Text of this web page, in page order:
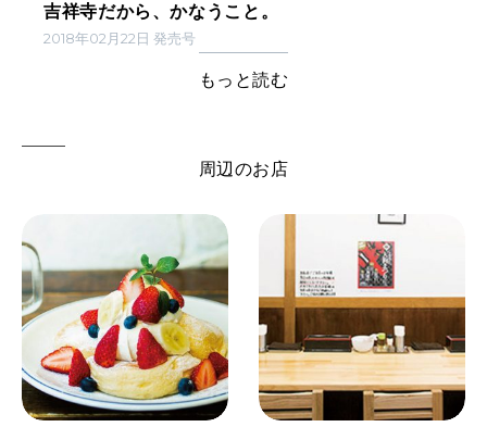
吉祥寺だから、かなうこと。
2018年02月22日 発売号
もっと読む
周辺のお店